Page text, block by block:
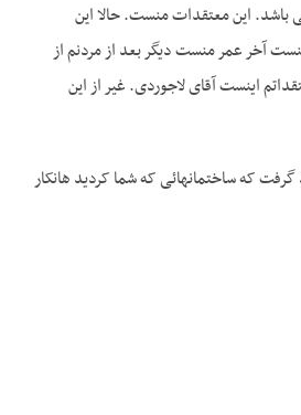
این معتقدات منست. حالا این
آخر عمر منست دیگر بعد از مردنم از
اینست آقای لاجوردی. غیر از این
گرفت که ساختمانهائی که شما کردید هانکار